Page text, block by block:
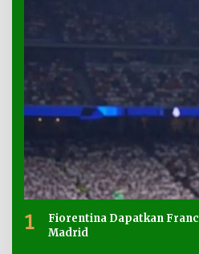
1
Fiorentina Dapatkan
Madrid